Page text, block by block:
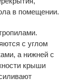
в помещении.
с углом
а нижней с
крыши